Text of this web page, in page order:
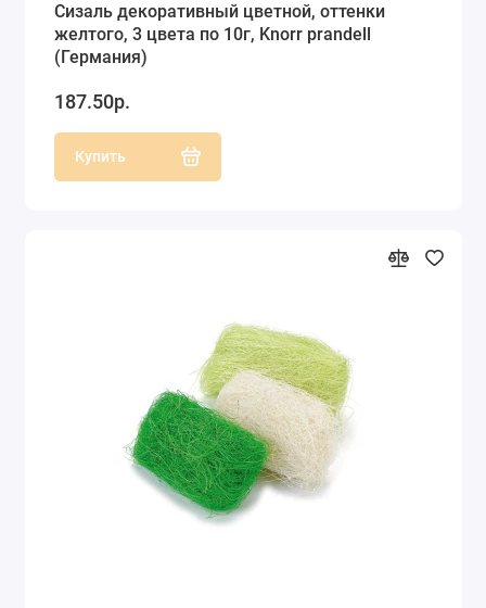
Сизаль декоративный цветной, оттенки
желтого, 3 цвета по 10г, Knorr prandell
(Германия)
187.50р.
Купить